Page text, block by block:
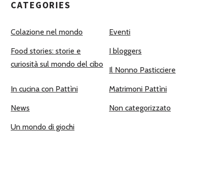
CATEGORIES
Colazione nel mondo Eventi
Food stories: storie e
curiosità sul mondo del cibo
I bloggers
Il Nonno Pasticciere
In cucina con Pattìni Matrimoni Pattìni
News Non categorizzato
Un mondo di giochi